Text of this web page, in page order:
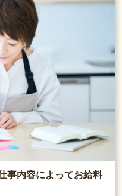
事内容によってお給料